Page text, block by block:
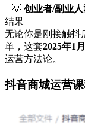
– 💡 创业者/副业人
结果
无论你是刚接触抖
单，这套2025年1
运营方法论。
抖音商城运营